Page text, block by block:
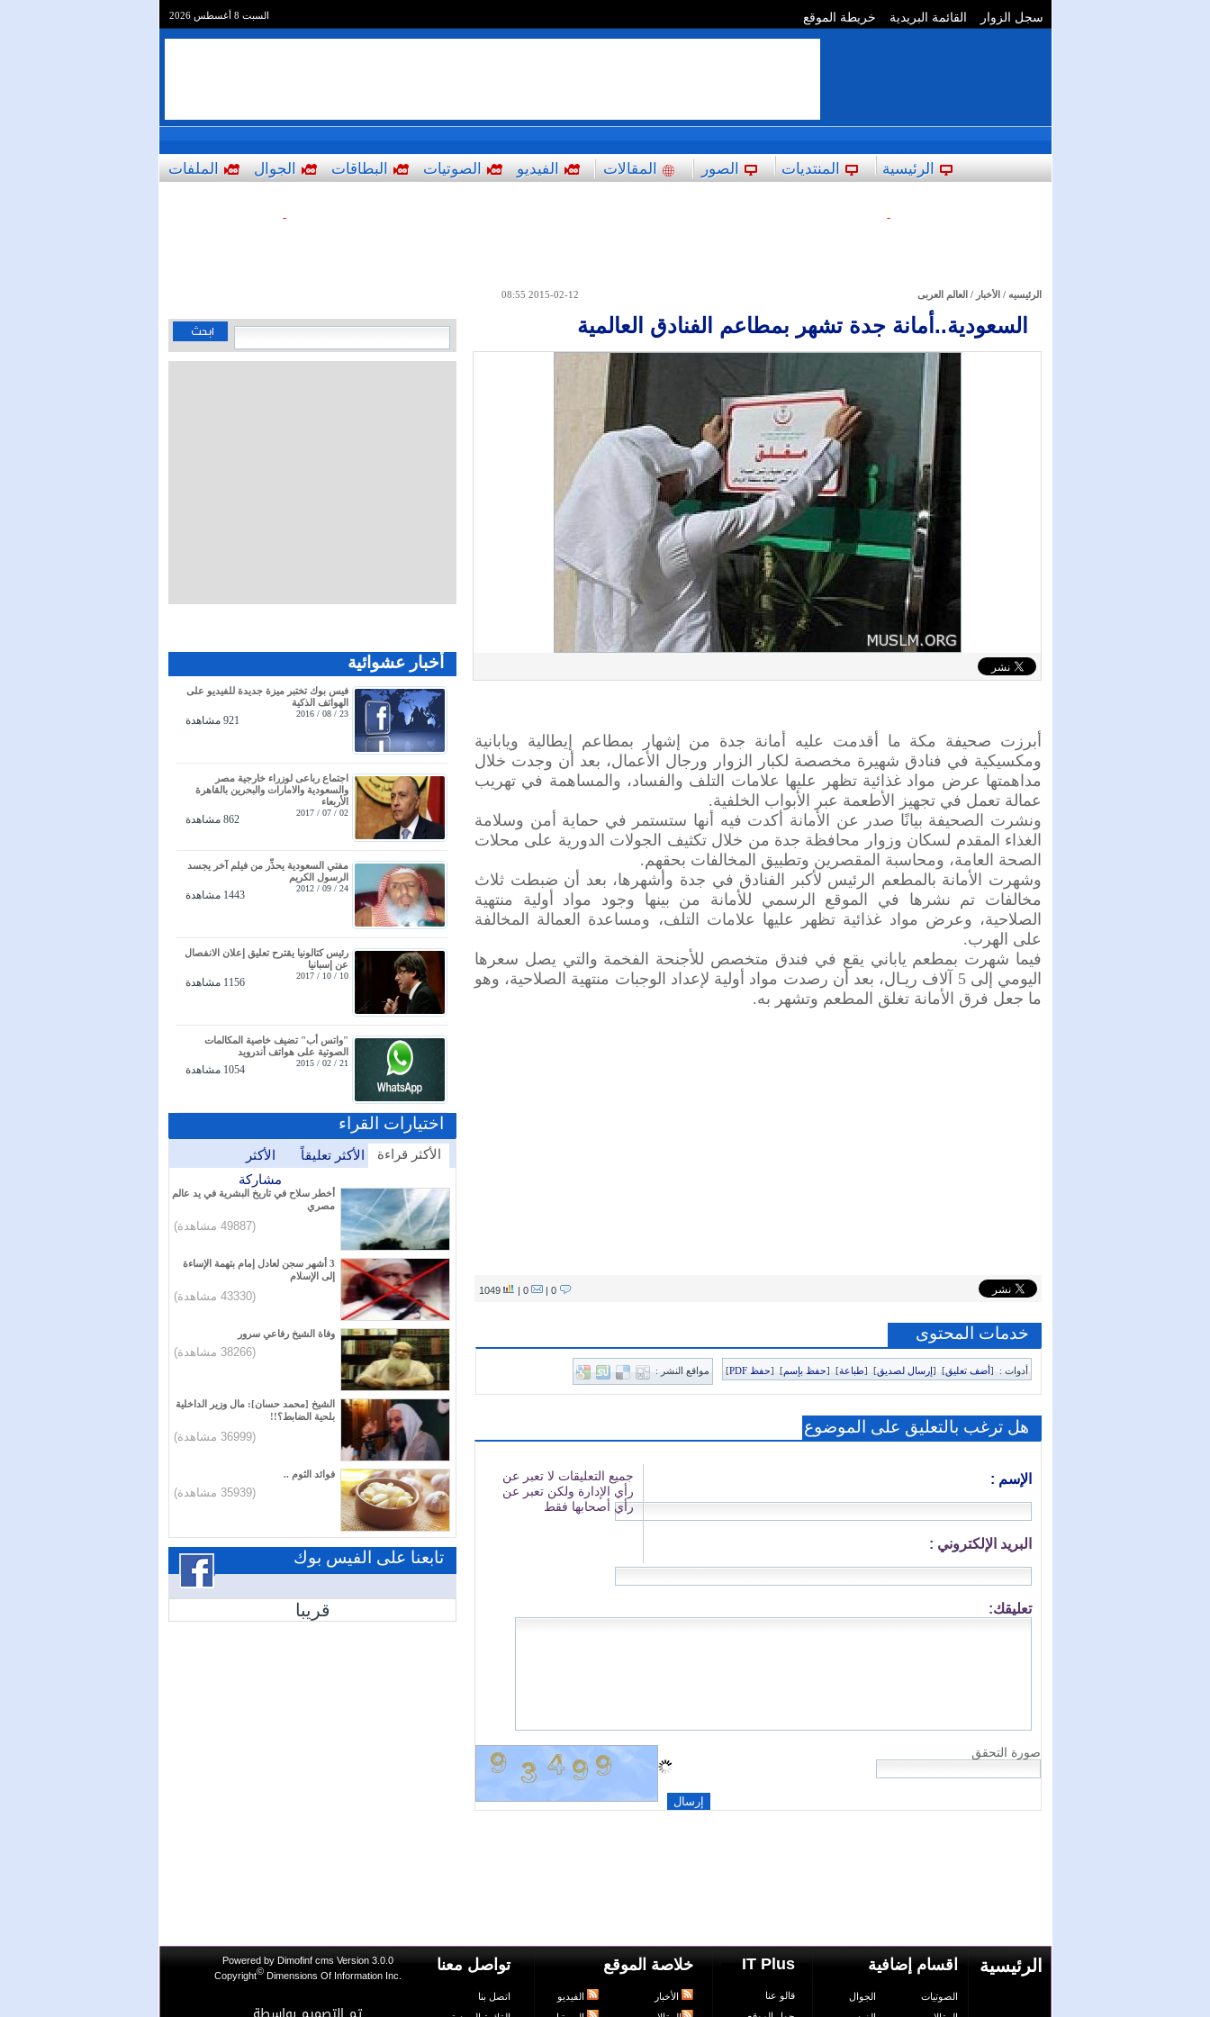
السبت 8 أغسطس 2026 سجل الزوار القائمة البريدية خريطة الموقع
الرئيسية المنتديات الصور المقالات الفيديو الصوتيات البطاقات الجوال الملفات
-
-
الرئيسيه / الأخبار / العالم العربى 2015-02-12 08:55
السعودية..أمانة جدة تشهر بمطاعم الفنادق العالمية
أبرزت صحيفة مكة ما أقدمت عليه أمانة جدة من إشهار بمطاعم إيطالية ويابانية
ومكسيكية في فنادق شهيرة مخصصة لكبار الزوار ورجال الأعمال، بعد أن وجدت خلال
مداهمتها عرض مواد غذائية تظهر عليها علامات التلف والفساد، والمساهمة في تهريب
عمالة تعمل في تجهيز الأطعمة عبر الأبواب الخلفية.
ونشرت الصحيفة بيانًا صدر عن الأمانة أكدت فيه أنها ستستمر في حماية أمن وسلامة
الغذاء المقدم لسكان وزوار محافظة جدة من خلال تكثيف الجولات الدورية على محلات
الصحة العامة، ومحاسبة المقصرين وتطبيق المخالفات بحقهم.
وشهرت الأمانة بالمطعم الرئيس لأكبر الفنادق في جدة وأشهرها، بعد أن ضبطت ثلاث
مخالفات تم نشرها في الموقع الرسمي للأمانة من بينها وجود مواد أولية منتهية
الصلاحية، وعرض مواد غذائية تظهر عليها علامات التلف، ومساعدة العمالة المخالفة
على الهرب.
فيما شهرت بمطعم ياباني يقع في فندق متخصص للأجنحة الفخمة والتي يصل سعرها
اليومي إلى 5 آلاف ريـال، بعد أن رصدت مواد أولية لإعداد الوجبات منتهية الصلاحية، وهو
ما جعل فرق الأمانة تغلق المطعم وتشهر به.
خدمات المحتوى
أدوات : [أضف تعليق]
[إرسال لصديق]
[طباعة]
[حفظ بإسم]
[حفظ PDF ] مواقع النشر :
أخبار عشوائية
فيس بوك تختبر ميزة جديدة للفيديو على
الهواتف الذكية
23 / 08 / 2016
921 مشاهدة
اجتماع رباعى لوزراء خارجية مصر
والسعودية والامارات والبحرين بالقاهرة
الأربعاء
02 / 07 / 2017
862 مشاهدة
مفتي السعودية يحذِّر من فيلم آخر يجسد
الرسول الكريم
24 / 09 / 2012
1443 مشاهدة
رئيس كتالونيا يقترح تعليق إعلان الانفصال
عن إسبانيا
10 / 10 / 2017
1156 مشاهدة
"واتس أب" تضيف خاصية المكالمات
الصوتية على هواتف أندرويد
21 / 02 / 2015
1054 مشاهدة
اختيارات القراء
الأكثر قراءة الأكثر تعليقاً
الأكثر
مشاركة
أخطر سلاح في تاريخ البشرية في يد عالم
مصري
(49887 مشاهدة)
3 أشهر سجن لعادل إمام بتهمة الإساءة
إلى الإسلام
(43330 مشاهدة)
وفاة الشيخ رفاعي سرور
(38266 مشاهدة)
الشيخ [محمد حسان]: مال وزير الداخلية
بلحية الضابط؟!!
(36999 مشاهدة)
فوائد الثوم ..
(35939 مشاهدة)
تابعنا على الفيس بوك
قريبا
الرئيسية اقسام إضافية
الصوتيات
الجوال
IT Plus
قالو عنا
خلاصة الموقع
الأخبار
الفيديو
تواصل معنا
اتصل بنا
Powered by Dimofinf cms Version 3.0.0
Copyright©Dimensions Of Information Inc.